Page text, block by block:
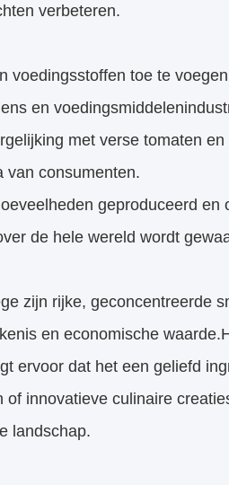
verbeteren.
voedingsstoffen toe te
en
met verse tomaten
van consumenten.
geproduceerd en
de hele wereld wordt
zijn rijke, geconcentreerde
en economische
ervoor dat het een geliefd
innovatieve culinaire
landschap.